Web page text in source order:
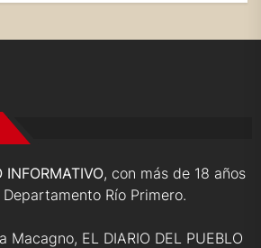
INFORMATIVO, con más de 18 años
Río Primero.
Macagno, EL DIARIO DEL PUEBLO